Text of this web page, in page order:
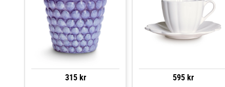
diskmaskin.- Frystålig.- Tål
mikrovågsugn. Shoppa Kaffekoppar
och mer Muggar & Koppar hos
Royal Design.
315 kr 595 kr